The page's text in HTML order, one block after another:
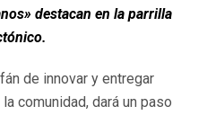
destacan en la parrilla
de innovar y entregar
comunidad, dará un paso